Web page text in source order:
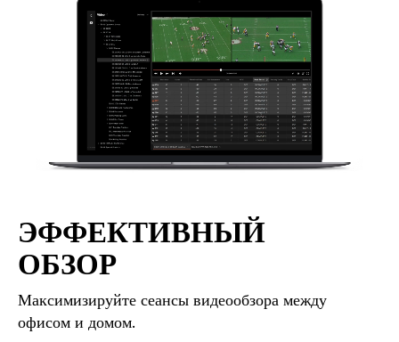
ЭФФЕКТИВНЫЙ
ОБЗОР
Максимизируйте сеансы видеообзора между
офисом и домом.